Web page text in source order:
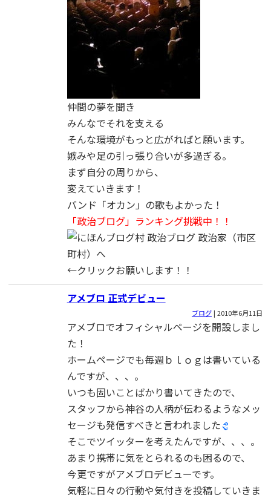
仲間の夢を聞き
みんなでそれを支える
そんな環境がもっと広がればと願います。
嫉みや足の引っ張り合いが多過ぎる。
まず自分の周りから、
変えていきます！
バンド「オカン」の歌もよかった！
「政治ブログ」ランキング挑戦中！！
←クリックお願いします！！
アメブロ 正式デビュー
ブログ | 2010年6月11日
アメブロでオフィシャルページを開設しまし
た！
ホームページでも毎週ｂｌｏｇは書いている
んですが、、、。
いつも固いことばかり書いてきたので、
スタッフから神谷の人柄が伝わるようなメッ
セージも発信すべきと言われました
そこでツイッターを考えたんですが、、、。
あまり携帯に気をとられるのも困るので、
今更ですがアメブロデビューです。
気軽に日々の行動や気付きを投稿していきま